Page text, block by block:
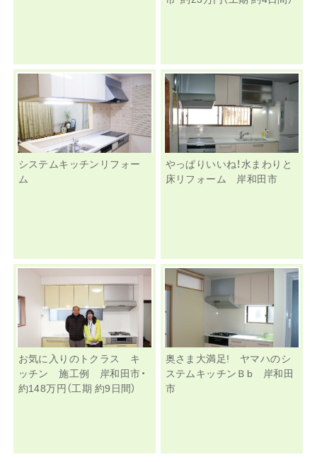
システムキッチンリフォー
ム
やっぱりいいね！水まわりと
床リフォーム 岸和田市
お気に入りのトクラス キ
ッチン 施工例 岸和田市・
約148万円（工期 約9日間）
奥さま大満足! ヤマハのシ
ステムキッチンＢb 岸和田
市